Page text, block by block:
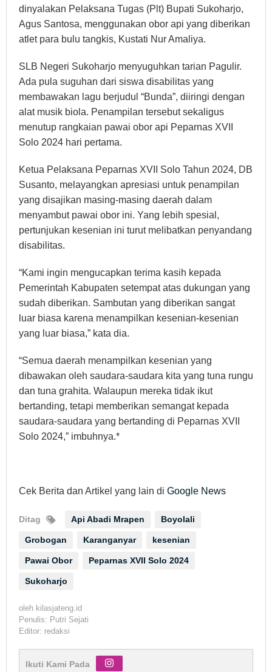
dinyalakan Pelaksana Tugas (Plt) Bupati Sukoharjo,
Agus Santosa, menggunakan obor api yang diberikan
atlet para bulu tangkis, Kustati Nur Amaliya.
SLB Negeri Sukoharjo menyuguhkan tarian Pagulir.
Ada pula suguhan dari siswa disabilitas yang
membawakan lagu berjudul “Bunda”, diiringi dengan
alat musik biola. Penampilan tersebut sekaligus
menutup rangkaian pawai obor api Peparnas XVII
Solo 2024 hari pertama.
Ketua Pelaksana Peparnas XVII Solo Tahun 2024, DB
Susanto, melayangkan apresiasi untuk penampilan
yang disajikan masing-masing daerah dalam
menyambut pawai obor ini. Yang lebih spesial,
pertunjukan kesenian ini turut melibatkan penyandang
disabilitas.
“Kami ingin mengucapkan terima kasih kepada
Pemerintah Kabupaten setempat atas dukungan yang
sudah diberikan. Sambutan yang diberikan sangat
luar biasa karena menampilkan kesenian-kesenian
yang luar biasa,” kata dia.
“Semua daerah menampilkan kesenian yang
dibawakan oleh saudara-saudara kita yang tuna rungu
dan tuna grahita. Walaupun mereka tidak ikut
bertanding, tetapi memberikan semangat kepada
saudara-saudara yang bertanding di Peparnas XVII
Solo 2024,” imbuhnya.*
Cek Berita dan Artikel yang lain di Google News
Ditag Api Abadi Mrapen Boyolali
Grobogan Karanganyar kesenian
Pawai Obor Peparnas XVII Solo 2024
Sukoharjo
oleh kilasjateng.id
Penulis: Putri Sejati
Editor: redaksi
Ikuti Kami Pada